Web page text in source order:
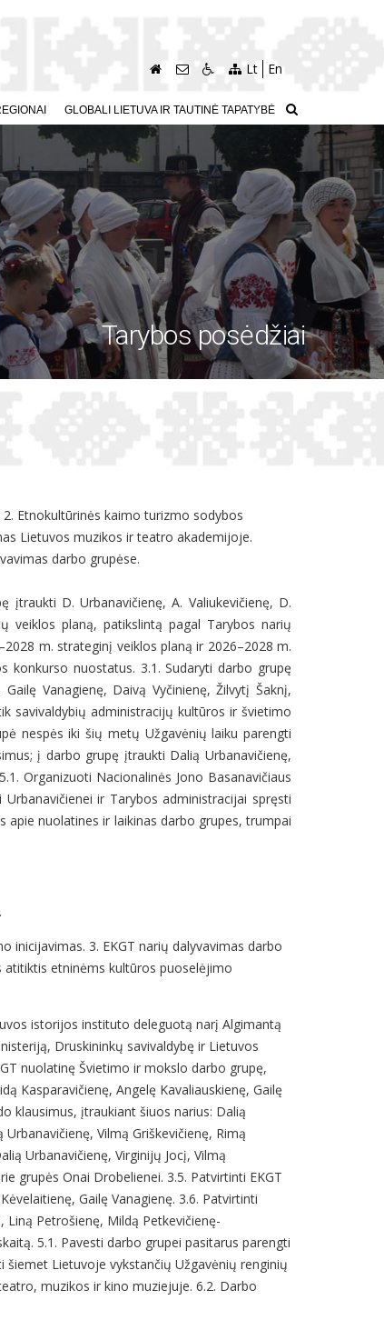
Lt En
GLOBALI LIETUVA IR TAUTINĖ TAPATYBĖ
Tarybos posėdžiai
Etnokultūrinės kaimo turizmo sodybos
Lietuvos muzikos ir teatro akademijoje.
darbo grupėse.
D. Urbanavičienę, A. Valiukevičienę, D.
veiklos planą, patikslintą pagal Tarybos narių
m. strateginį veiklos planą ir 2026–2028 m.
konkurso nuostatus. 3.1. Sudaryti darbo grupę
Vanagienę, Daivą Vyčinienę, Žilvytį Šaknį,
savivaldybių administracijų kultūros ir švietimo
nespės iki šių metų Užgavėnių laiku parengti
į darbo grupę įtraukti Dalią Urbanavičienę,
Organizuoti Nacionalinės Jono Basanavičiaus
ir Tarybos administracijai spręsti
apie nuolatines ir laikinas darbo grupes, trumpai
inicijavimas. 3. EKGT narių dalyvavimas darbo
atitiktis etninėms kultūros puoselėjimo
istorijos instituto deleguotą narį Algimantą
Druskininkų savivaldybę ir Lietuvos
nuolatinę Švietimo ir mokslo darbo grupę,
Kasparavičienę, Angelę Kavaliauskienę, Gailę
klausimus, įtraukiant šiuos narius: Dalią
Vilmą Griškevičienę, Rimą
Urbanavičienę, Virginijų Jocį, Vilmą
grupės Onai Drobelienei. 3.5. Patvirtinti EKGT
Gailę Vanagienę. 3.6. Patvirtinti
Petrošienę, Mildą Petkevičienę-
5.1. Pavesti darbo grupei pasitarus parengti
Lietuvoje vykstančių Užgavėnių renginių
muzikos ir kino muziejuje. 6.2. Darbo